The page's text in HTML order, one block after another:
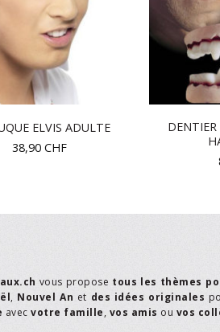
ELVIS ADULTE
38,90 CHF
vous propose tous les thèmes
, Nouvel An et des idées originales
avec votre famille, vos amis ou vos